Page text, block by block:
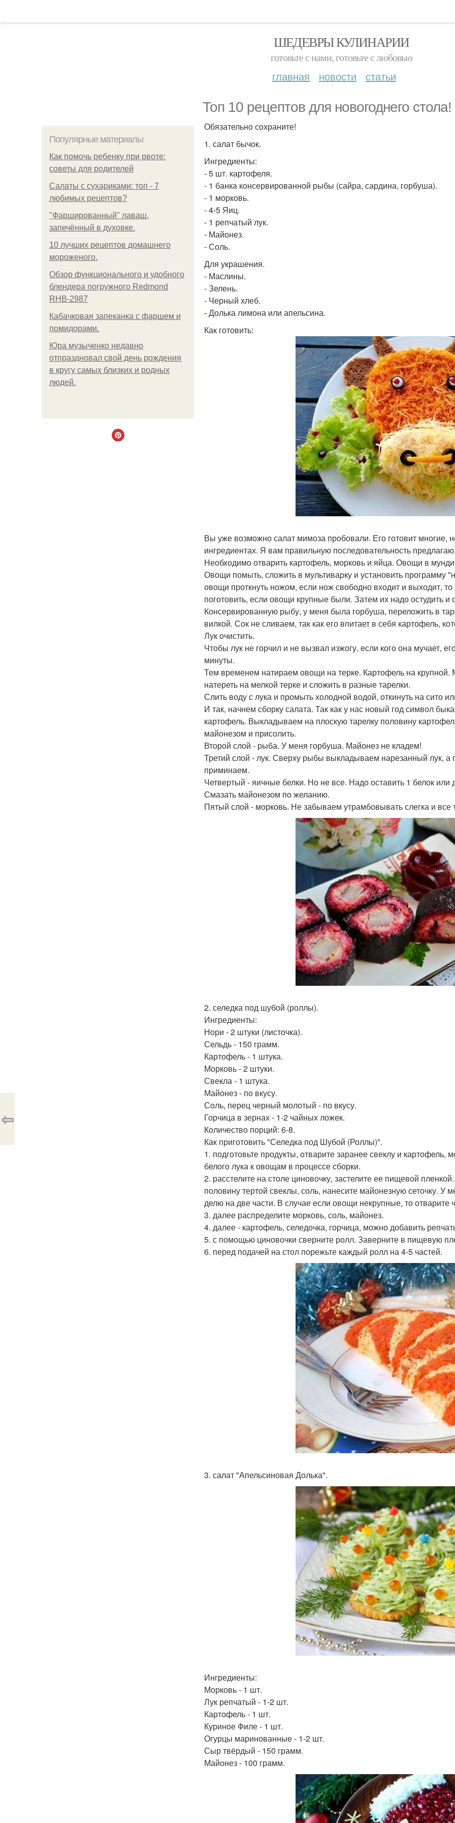
ШЕДЕВРЫ КУЛИНАРИИ
готовьте с нами, готовьте с любовью
главная новости статьи
Топ 10 рецептов для новогоднего стола!
Популярные материалы
Как помочь ребенку при рвоте:
советы для родителей
Салаты с сухариками: топ - 7
любимых рецептов?
"Фаршированный" лаваш,
запечённый в духовке.
10 лучших рецептов домашнего
мороженого.
Обзор функционального и удобного
блендера погружного Redmond
RHB-2987
Кабачковая запеканка с фаршем и
помидорами.
Юра музыченко недавно
отпраздновал свой день рождения
в кругу самых близких и родных
людей.
Обязательно сохраните!
1. салат бычок.
Ингредиенты:
- 5 шт. картофеля.
- 1 банка консервированной рыбы (сайра, сардина, горбуша).
- 1 морковь.
- 4-5 Яиц.
- 1 репчатый лук.
- Майонез.
- Соль.
Для украшения.
- Маслины.
- Зелень.
- Черный хлеб.
- Долька лимона или апельсина.
Как готовить:
Вы уже возможно салат мимоза пробовали. Его готовит многие,
ингредиентах. Я вам правильную последовательность
Необходимо отварить картофель, морковь и яйца. Овощи в
Овощи помыть, сложить в мультиварку и установить программу
овощи проткнуть ножом, если нож свободно входит и выходит,
поготовить, если овощи крупные были. Затем их надо остудить и
Консервированную рыбу, у меня была горбуша, переложить в
вилкой. Сок не сливаем, так как его впитает в себя картофель,
Лук очистить.
Чтобы лук не горчил и не вызвал изжогу, если кого она мучает,
минуты.
Тем временем натираем овощи на терке. Картофель на крупной.
натереть на мелкой терке и сложить в разные тарелки.
Слить воду с лука и промыть холодной водой, откинуть на сито
И так, начнем сборку салата. Так как у нас новый год символ
картофель. Выкладываем на плоскую тарелку половину
майонезом и присолить.
Второй слой - рыба. У меня горбуша. Майонез не кладем!
Третий слой - лук. Сверху рыбы выкладываем нарезанный лук,
приминаем.
Четвертый - яичные белки. Но не все. Надо оставить 1 белок
Смазать майонезом по желанию.
Пятый слой - морковь. Не забываем утрамбовывать слегка и
2. селедка под шубой (роллы).
Ингредиенты:
Нори - 2 штуки (листочка).
Сельдь - 150 грамм.
Картофель - 1 штука.
Морковь - 2 штуки.
Свекла - 1 штука.
Майонез - по вкусу.
Соль, перец черный молотый - по вкусу.
Горчица в зернах - 1-2 чайных ложек.
Количество порций: 6-8.
Как приготовить "Селедка под Шубой (Роллы)".
1. подготовьте продукты, отварите заранее свеклу и
белого лука к овощам в процессе сборки.
2. расстелите на столе циновочку, застелите ее пищевой
половину тертой свеклы, соль, нанесите майонезную сеточку. У
делю на две части. В случае если овощи некрупные, то отварите
3. далее распределите морковь, соль, майонез.
4. далее - картофель, селедочка, горчица, можно добавить
5. с помощью циновочки сверните ролл. Заверните в пищевую
6. перед подачей на стол порежьте каждый ролл на 4-5 частей.
3. салат "Апельсиновая Долька".
Ингредиенты:
Морковь - 1 шт.
Лук репчатый - 1-2 шт.
Картофель - 1 шт.
Куриное Филе - 1 шт.
Огурцы маринованные - 1-2 шт.
Сыр твёрдый - 150 грамм.
Майонез - 100 грамм.
⇦